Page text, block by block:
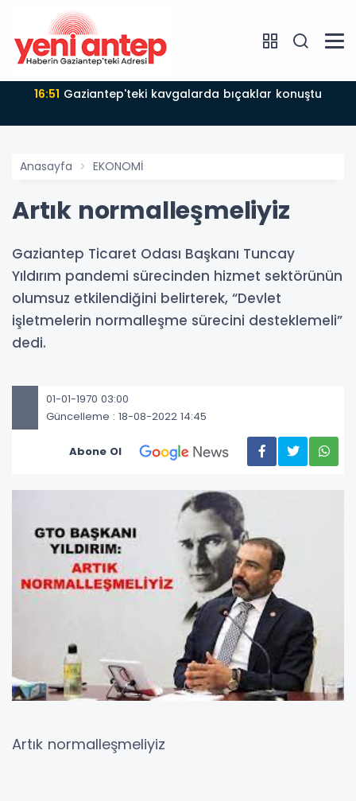
16:51 Gaziantep'teki kavgalarda bıçaklar konuştu
Anasayfa EKONOMİ
Artık normalleşmeliyiz
Gaziantep Ticaret Odası Başkanı Tuncay
Yıldırım pandemi sürecinden hizmet sektörünün
olumsuz etkilendiğini belirterek, “Devlet
işletmelerin normalleşme sürecini desteklemeli”
dedi.
01-01-1970 03:00
Güncelleme : 18-08-2022 14:45
Abone Ol
Artık normalleşmeliyiz